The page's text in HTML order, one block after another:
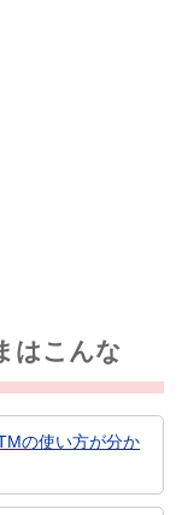
はこんな
の使い方が分か